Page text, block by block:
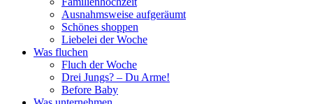
Ausnahmsweise aufgeräumt
Schönes shoppen
Liebelei der Woche
Was fluchen
Fluch der Woche
Drei Jungs? – Du Arme!
Before Baby